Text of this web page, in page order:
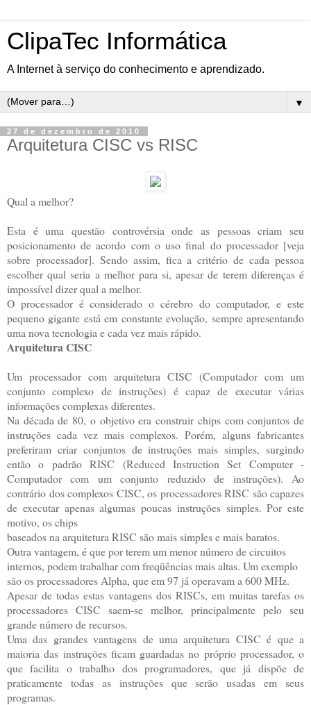
ClipaTec Informática
A Internet à serviço do conhecimento e aprendizado.
▼
27 de dezembro de 2010
Arquitetura CISC vs RISC
Qual a melhor?
Esta é uma questão controvérsia onde as pessoas criam seu
posicionamento de acordo com o uso final do processador [veja
sobre processador]. Sendo assim, fica a critério de cada pessoa
escolher qual seria a melhor para si, apesar de terem diferenças é
impossível dizer qual a melhor.
O processador é considerado o cérebro do computador, e este
pequeno gigante está em constante evolução, sempre apresentando
uma nova tecnologia e cada vez mais rápido.
Arquitetura CISC
Um processador com arquitetura CISC (Computador com um
conjunto complexo de instruções) é capaz de executar várias
informações complexas diferentes.
Na década de 80, o objetivo era construir chips com conjuntos de
instruções cada vez mais complexos. Porém, alguns fabricantes
preferiram criar conjuntos de instruções mais simples, surgindo
então o padrão RISC (Reduced Instruction Set Computer -
Computador com um conjunto reduzido de instruções). Ao
contrário dos complexos CISC, os processadores RISC são capazes
de executar apenas algumas poucas instruções simples. Por este
motivo, os chips
baseados na arquitetura RISC são mais simples e mais baratos.
Outra vantagem, é que por terem um menor número de circuitos
internos, podem trabalhar com freqüências mais altas. Um exemplo
são os processadores Alpha, que em 97 já operavam a 600 MHz.
Apesar de todas estas vantagens dos RISCs, em muitas tarefas os
processadores CISC saem-se melhor, principalmente pelo seu
grande número de recursos.
Uma das grandes vantagens de uma arquitetura CISC é que a
maioria das instruções ficam guardadas no próprio processador, o
que facilita o trabalho dos programadores, que já dispõe de
praticamente todas as instruções que serão usadas em seus
programas.